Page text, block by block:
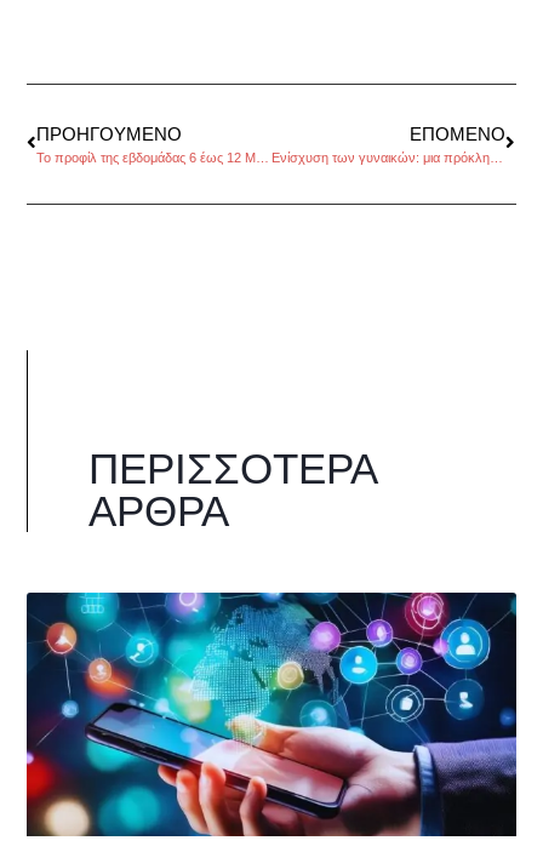
ΠΡΟΗΓΟΎΜΕΝΟ ΕΠΌΜΕΝΟ
Ενίσχυση των γυναικών: μια πρόκληση για τη σύγχρονη Ευρώπη
ΠΕΡΙΣΣΌΤΕΡΑ
ΆΡΘΡΑ